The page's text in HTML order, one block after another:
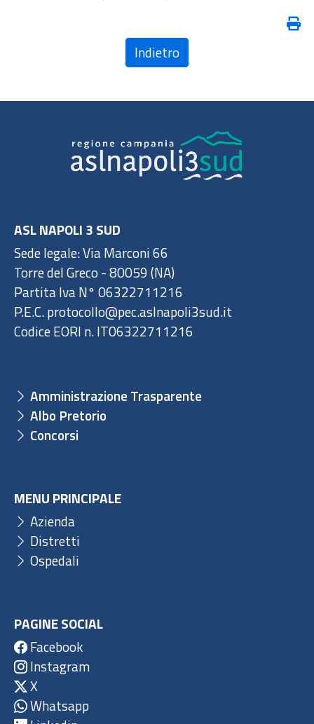
Indietro
ASL NAPOLI 3 SUD
Sede legale: Via Marconi 66
Torre del Greco - 80059 (NA)
Partita Iva N° 06322711216
P.E.C. protocollo@pec.aslnapoli3sud.it
Codice EORI n. IT06322711216
Amministrazione Trasparente
Albo Pretorio
Concorsi
MENU PRINCIPALE
Azienda
Distretti
Ospedali
PAGINE SOCIAL
Facebook
Instagram
X
Whatsapp